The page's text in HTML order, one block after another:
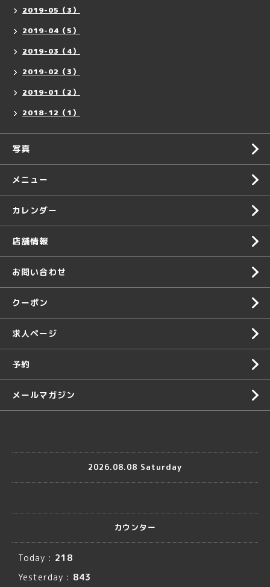
2019-05（3）
2019-04（5）
2019-03（4）
2019-02（3）
2019-01（2）
2018-12（1）
写真
メニュー
カレンダー
店舗情報
お問い合わせ
クーポン
求人ページ
予約
メールマガジン
2026.08.08 Saturday
カウンター
Today : 218
Yesterday : 843